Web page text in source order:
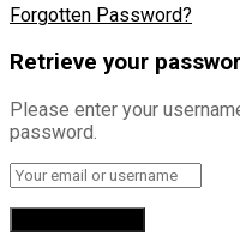
Forgotten Password?
Retrieve your
Please enter your
password.